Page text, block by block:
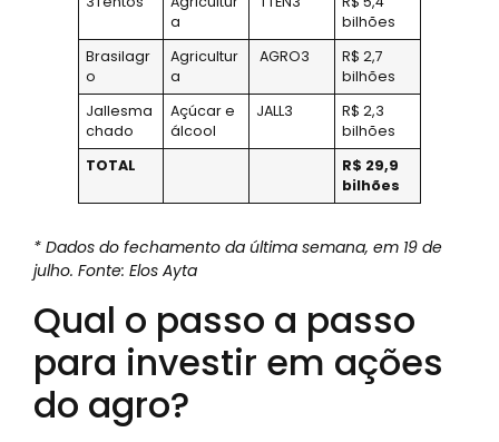
a
bilhões
Brasilagr
o
Agricultur
a
AGRO3
R$ 2,7
bilhões
Jallesma
chado
Açúcar e
álcool
JALL3
R$ 2,3
bilhões
TOTAL
R$ 29,9
bilhões
* Dados do fechamento da última semana, em 19 de
julho. Fonte: Elos Ayta
Qual o passo a passo
para investir em ações
do agro?